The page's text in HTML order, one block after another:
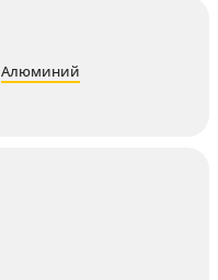
Алюминий